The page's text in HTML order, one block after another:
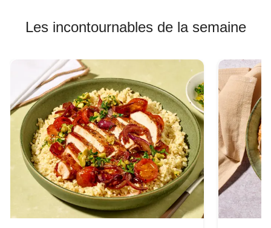
Les incontournables de la semaine